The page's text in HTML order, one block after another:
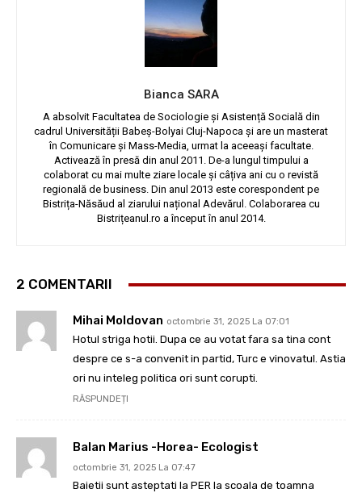
Bianca SARA
A absolvit Facultatea de Sociologie și Asistență Socială din
cadrul Universității Babeș-Bolyai Cluj-Napoca și are un masterat
în Comunicare și Mass-Media, urmat la aceeași facultate.
Activează în presă din anul 2011. De-a lungul timpului a
colaborat cu mai multe ziare locale și câțiva ani cu o revistă
regională de business. Din anul 2013 este corespondent pe
Bistrița-Năsăud al ziarului național Adevărul. Colaborarea cu
Bistrițeanul.ro a început în anul 2014.
2 COMENTARII
Mihai Moldovan octombrie 31, 2025 La 07:01
Hotul striga hotii. Dupa ce au votat fara sa tina cont
despre ce s-a convenit in partid, Turc e vinovatul. Astia
ori nu inteleg politica ori sunt corupti.
RĂSPUNDEȚI
Balan Marius -Horea- Ecologist
octombrie 31, 2025 La 07:47
Baietii sunt asteptati la PER la scoala de toamna